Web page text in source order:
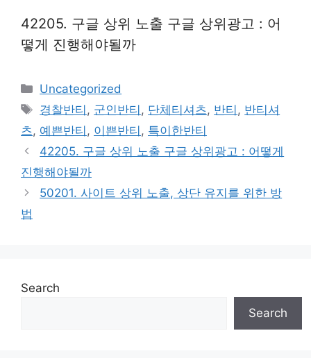
42205. 구글 상위 노출 구글 상위광고 : 어
떻게 진행해야될까
Categories
Uncategorized
Tags
경찰반티 , 군인반티 , 단체티셔츠, 반티 , 반티셔
츠, 예쁜반티 , 이쁜반티 , 특이한반티
42205. 구글 상위 노출 구글 상위광고 : 어떻게
진행해야될까
50201. 사이트 상위 노출, 상단 유지를 위한 방
법
Search
Search